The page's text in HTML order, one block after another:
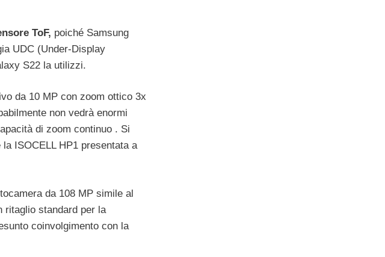
ToF, poiché Samsung
UDC (Under-Display
S22 la utilizzi.
da 10 MP con zoom ottico 3x
non vedrà enormi
di zoom continuo . Si
ISOCELL HP1 presentata a
da 108 MP simile al
ritaglio standard per la
coinvolgimento con la